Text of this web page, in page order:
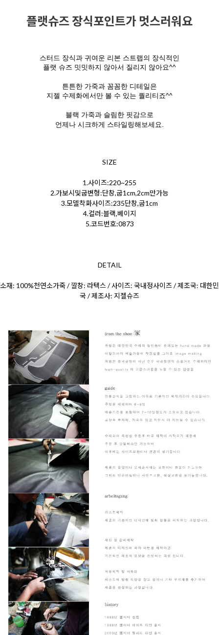
플랫슈즈 장식포인트가 멋스러워요
스터드 장식과 귀여운 리본 스트랩의 장식적인
플랫 슈즈 밋밋하지 않아서 질리지 않아요^^
튼튼한 가죽과 꼼꼼한 디테일은
지젤 수제화에서만 볼 수 있는 퀄리티죠^^
블랙 가죽과 슬림한 핏감으로
언제나 시크하게 스타일링해보세요.
SIZE
1.사이즈:220~255
2.가보시및굽변형:단창,굽1cm,2cm만가능
3.모델착화사이즈:235단창,굽1cm
4.컬러:블랙,베이지
5.코드번호:0873
DETAIL
소재: 100%천연소가죽 / 깔창: 라텍스 / 사이즈: 국내정사이즈 / 제조국: 대한민
국 / 제조사: 지젤슈즈